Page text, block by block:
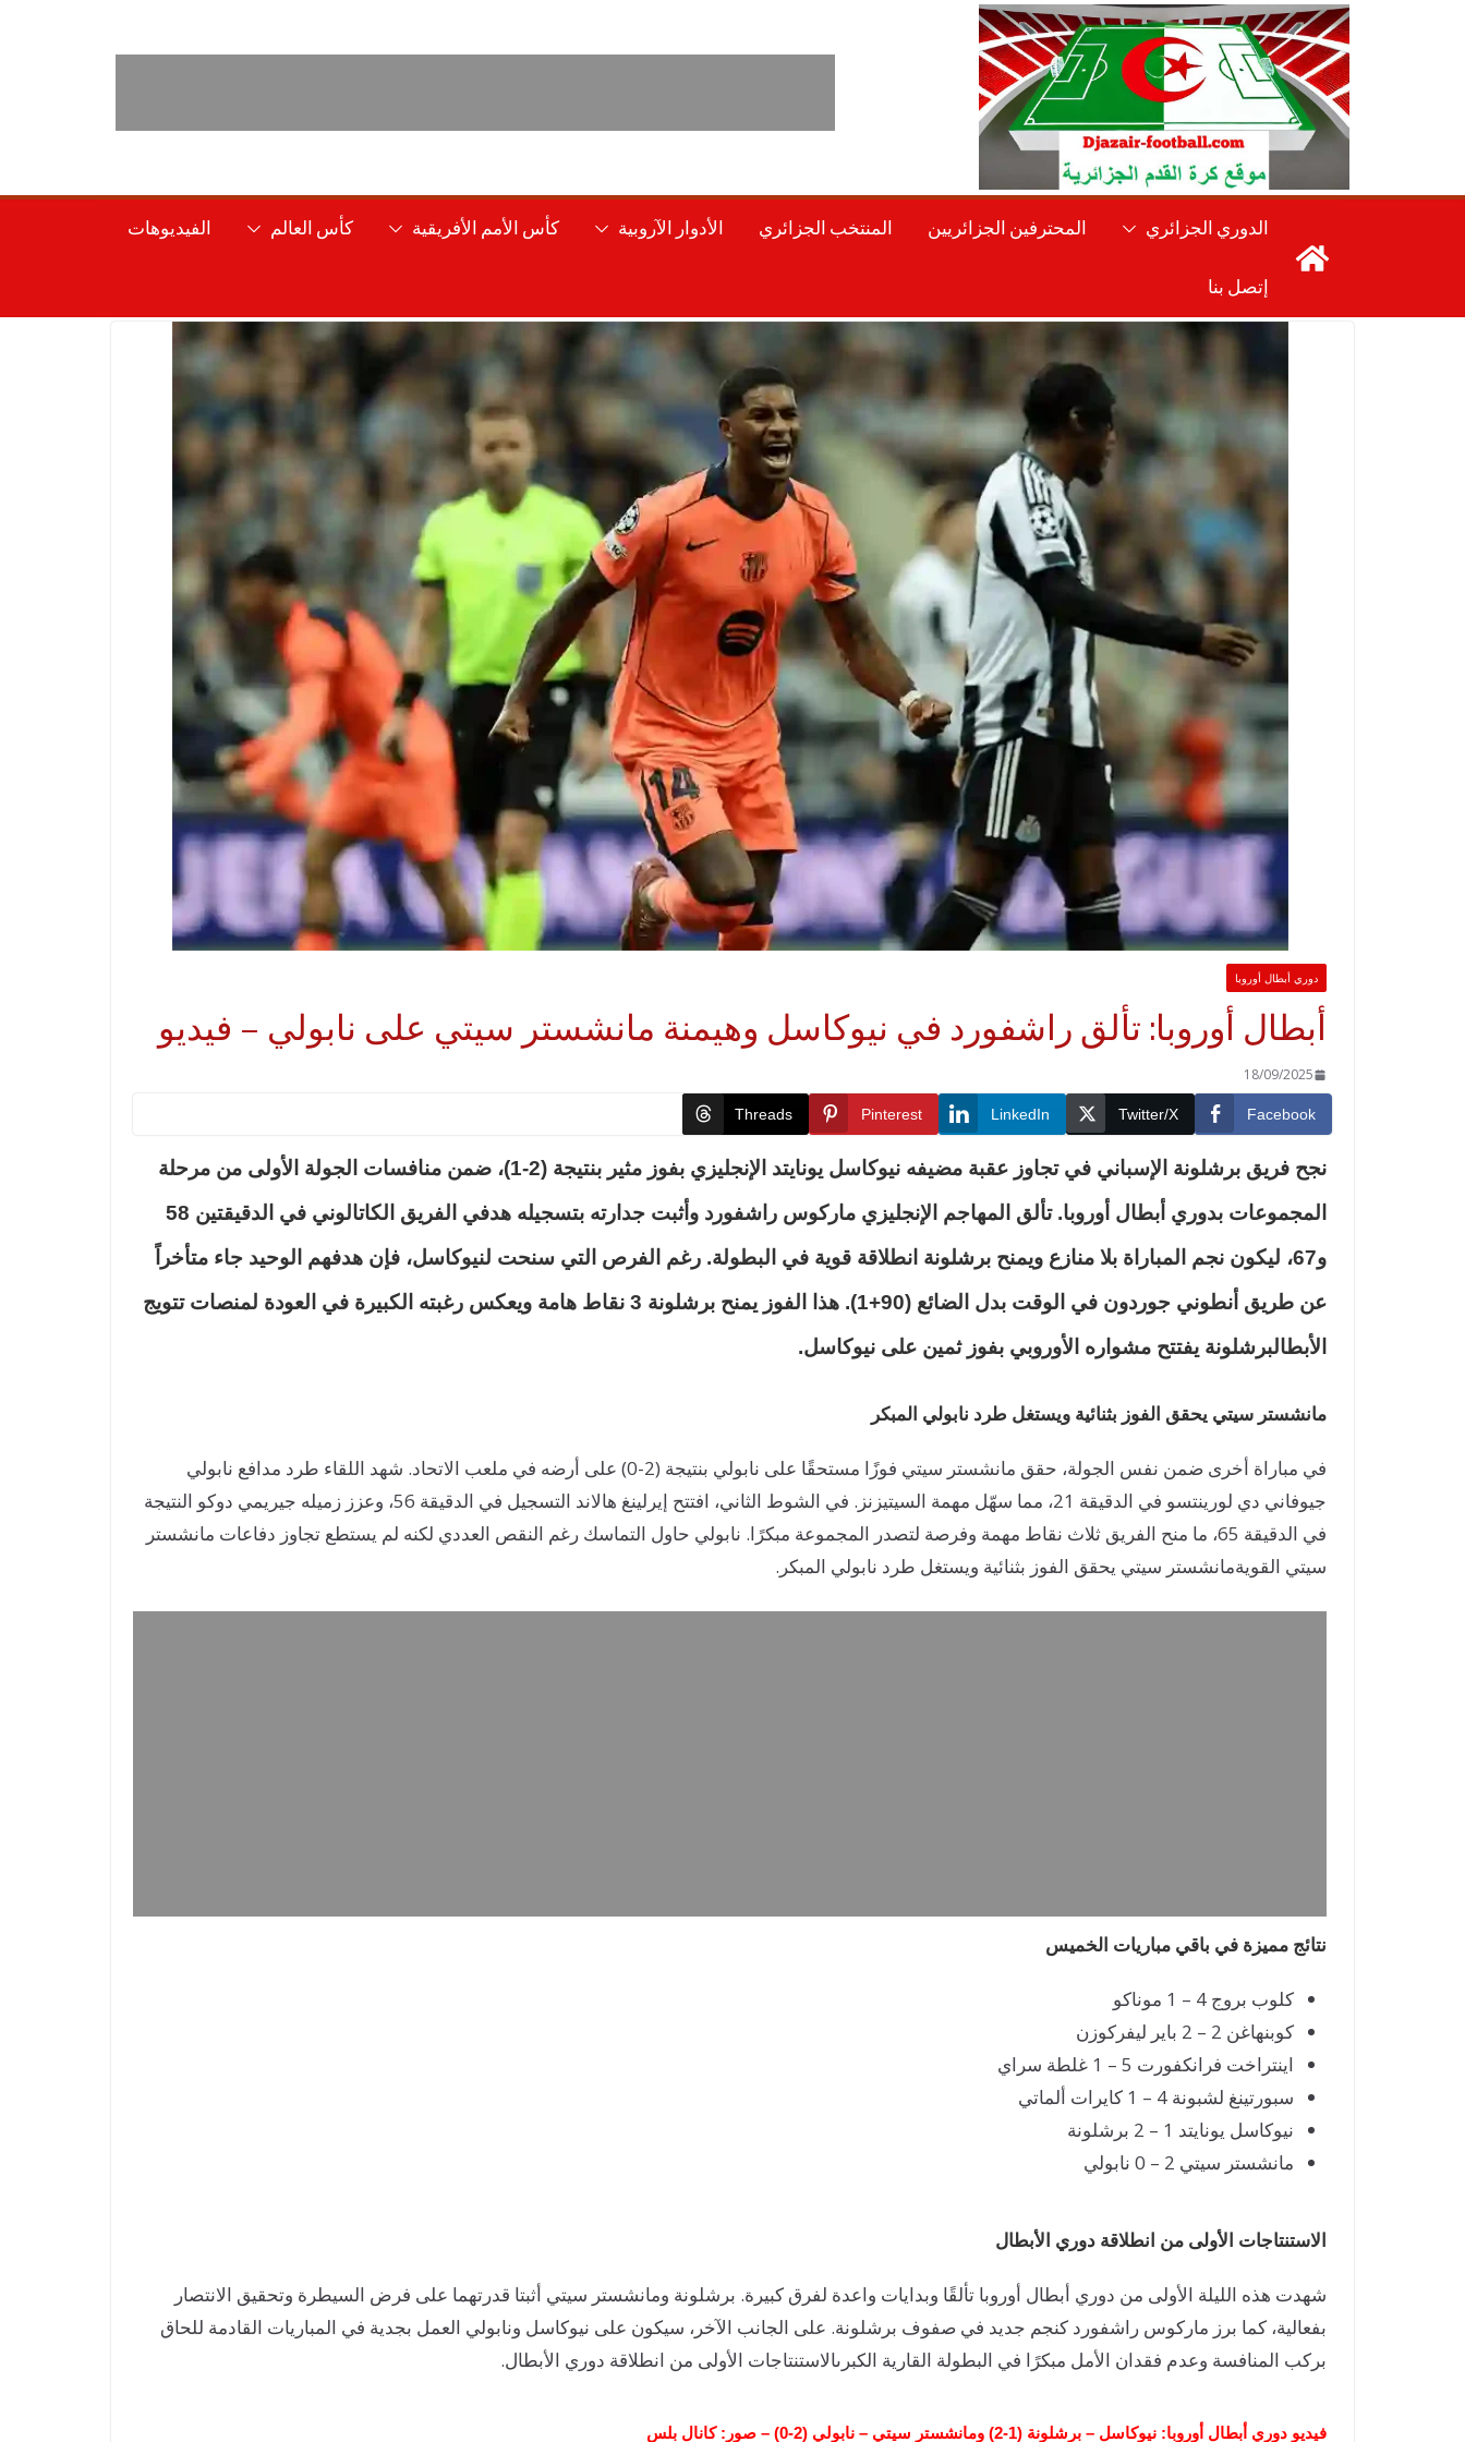
الدوري الجزائري المحترفين الجزائريين المنتخب الجزائري الأدوار الآروبية كأس الأمم الأفريقية كأس العالم الفيديوهات
إتصل بنا
دوري أبطال أوروبا
أبطال أوروبا: تألق راشفورد في نيوكاسل وهيمنة مانشستر سيتي على نابولي – فيديو
18/09/2025
Facebook
Twitter/X
LinkedIn
Pinterest
Threads
نجح فريق برشلونة الإسباني في تجاوز عقبة مضيفه نيوكاسل يونايتد الإنجليزي بفوز مثير بنتيجة (2-1)، ضمن منافسات الجولة الأولى من مرحلة
المجموعات بدوري أبطال أوروبا. تألق المهاجم الإنجليزي ماركوس راشفورد وأثبت جدارته بتسجيله هدفي الفريق الكاتالوني في الدقيقتين 58
و67، ليكون نجم المباراة بلا منازع ويمنح برشلونة انطلاقة قوية في البطولة. رغم الفرص التي سنحت لنيوكاسل، فإن هدفهم الوحيد جاء متأخراً
عن طريق أنطوني جوردون في الوقت بدل الضائع (90+1). هذا الفوز يمنح برشلونة 3 نقاط هامة ويعكس رغبته الكبيرة في العودة لمنصات تتويج
الأبطالبرشلونة يفتتح مشواره الأوروبي بفوز ثمين على نيوكاسل.
مانشستر سيتي يحقق الفوز بثنائية ويستغل طرد نابولي المبكر
في مباراة أخرى ضمن نفس الجولة، حقق مانشستر سيتي فوزًا مستحقًا على نابولي بنتيجة (2-0) على أرضه في ملعب الاتحاد. شهد اللقاء طرد مدافع نابولي
جيوفاني دي لورينتسو في الدقيقة 21، مما سهّل مهمة السيتيزنز. في الشوط الثاني، افتتح إيرلينغ هالاند التسجيل في الدقيقة 56، وعزز زميله جيريمي دوكو النتيجة
في الدقيقة 65، ما منح الفريق ثلاث نقاط مهمة وفرصة لتصدر المجموعة مبكرًا. نابولي حاول التماسك رغم النقص العددي لكنه لم يستطع تجاوز دفاعات مانشستر
سيتي القويةمانشستر سيتي يحقق الفوز بثنائية ويستغل طرد نابولي المبكر.
نتائج مميزة في باقي مباريات الخميس
كلوب بروج 4 – 1 موناكو
كوبنهاغن 2 – 2 باير ليفركوزن
اينتراخت فرانكفورت 5 – 1 غلطة سراي
سبورتينغ لشبونة 4 – 1 كايرات ألماتي
نيوكاسل يونايتد 1 – 2 برشلونة
مانشستر سيتي 2 – 0 نابولي
الاستنتاجات الأولى من انطلاقة دوري الأبطال
شهدت هذه الليلة الأولى من دوري أبطال أوروبا تألقًا وبدايات واعدة لفرق كبيرة. برشلونة ومانشستر سيتي أثبتا قدرتهما على فرض السيطرة وتحقيق الانتصار
بفعالية، كما برز ماركوس راشفورد كنجم جديد في صفوف برشلونة. على الجانب الآخر، سيكون على نيوكاسل ونابولي العمل بجدية في المباريات القادمة للحاق
بركب المنافسة وعدم فقدان الأمل مبكرًا في البطولة القارية الكبرىالاستنتاجات الأولى من انطلاقة دوري الأبطال.
فيديو دوري أبطال أوروبا: نيوكاسل – برشلونة (1-2) ومانشستر سيتي – نابولي (2-0) – صور: كانال بلس